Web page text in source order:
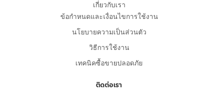
เกี่ยวกับเรา
ข้อกำหนดและเงื่อนไขการใช้งาน
นโยบายความเป็นส่วนตัว
วิธีการใช้งาน
เทคนิคซื้อขายปลอดภัย
ติดต่อเรา